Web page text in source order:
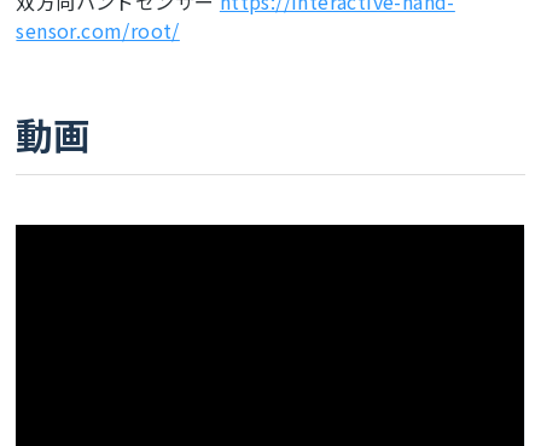
sensor.com/root/
動画